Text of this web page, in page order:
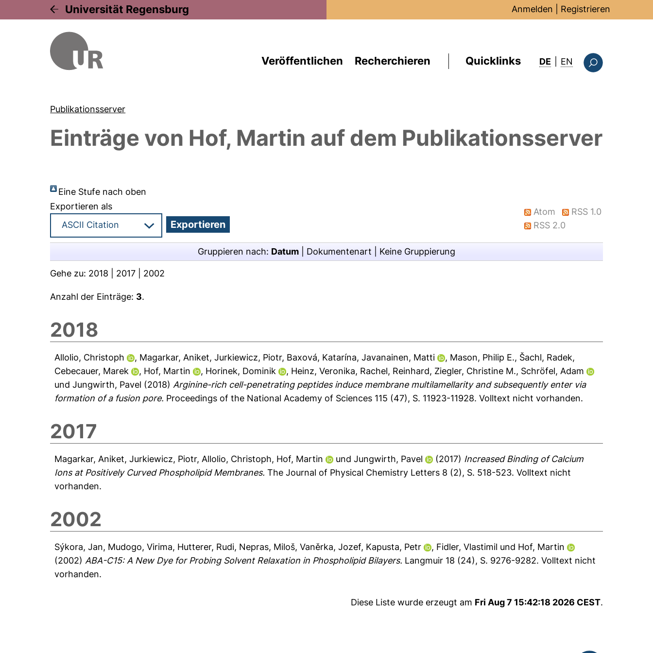
Universität Regensburg Anmelden Registrieren
Veröffentlichen Recherchieren Quicklinks DE EN : this page in
Publikationsserver
Einträge von Hof, Martin auf dem Publikationsserver
Eine Stufe nach oben
Exportieren als
Atom
RSS 1.0
RSS 2.0
Gruppieren nach: Datum Dokumentenart Keine Gruppierung
Gehe zu: 2018 2017 2002
Anzahl der Einträge: 3.
2018
Allolio, Christoph , Magarkar, Aniket,Jurkiewicz, Piotr, Baxová, Katarína,Javanainen, Matti , Mason, Philip E., Šachl, Radek,
Cebecauer, Marek
, Hof, Martin , Horinek, Dominik , Heinz, Veronika, Rachel, Reinhard, Ziegler, Christine M., Schröfel, Adam
undJungwirth, Pavel (2018) Arginine-rich cell-penetrating peptides induce membrane multilamellarity and subsequently enter via
formation of a fusion pore. Proceedings of the National Academy of Sciences 115 (47), S. 11923-11928.Volltext nicht vorhanden.
2017
Magarkar, Aniket,Jurkiewicz, Piotr, Allolio, Christoph, Hof, Martin undJungwirth, Pavel (2017) Increased Binding of Calcium
Ions at Positively Curved Phospholipid Membranes. The Journal of Physical Chemistry Letters 8 (2), S. 518-523.Volltext nicht
vorhanden.
2002
Sýkora, Jan, Mudogo, Virima, Hutterer, Rudi, Nepras, Miloš,Vaněrka, Jozef, Kapusta, Petr , Fidler, Vlastimil und Hof, Martin
(2002) ABA-C15: A New Dye for Probing Solvent Relaxation in Phospholipid Bilayers. Langmuir 18 (24), S. 9276-9282.Volltext nicht
vorhanden.
Diese Liste wurde erzeugt am Fri Aug 7 15:42:18 2026 CEST.